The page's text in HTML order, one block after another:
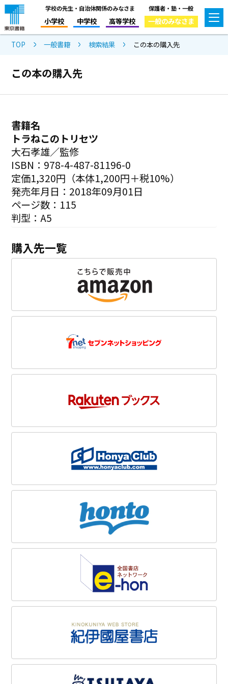
学校の先生・自治体関係のみなさま
小学校 中学校 高等学校
保護者・塾・一般
一般のみなさま
TOP 一般書籍 検索結果 この本の購入先
この本の購入先
書籍名
トラねこのトリセツ
大石孝雄／監修
ISBN：978-4-487-81196-0
定価1,320円（本体1,200円＋税10%）
発売年月日：2018年09月01日
ページ数：115
判型：A5
購入先一覧